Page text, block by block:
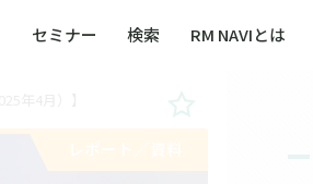
セミナー 検索 RM NAVIとは
BCP／BCM（事業継続マネジメント）